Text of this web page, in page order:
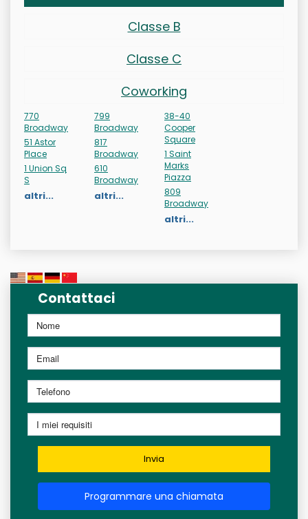
Classe B
Classe C
Coworking
770
Broadway
51 Astor
Place
1 Union Sq
S
altri...
799
Broadway
817
Broadway
610
Broadway
altri...
38-40
Cooper
Square
1 Saint
Marks
Piazza
809
Broadway
altri...
Contattaci
Invia
Programmare una chiamata